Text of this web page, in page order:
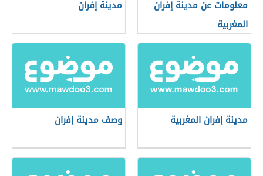
معلومات عن مدينة إفران
المغربية
مدينة إفران
مدينة إفران المغربية وصف مدينة إفران